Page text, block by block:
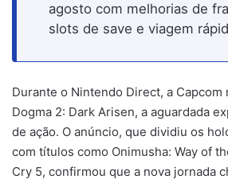
agosto com melhorias de
slots de save e viagem
Durante o Nintendo Direct, a Capcom
Dogma 2: Dark Arisen, a aguardada
de ação. O anúncio, que dividiu os
com títulos como Onimusha: Way of
Cry 5, confirmou que a nova jornada